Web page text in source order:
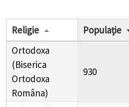
Religiile cu cei mai mulți
Ortodoxa (Biserica
persoane (96.27% din
Romano-Catolica: 0.00
totalul populației)